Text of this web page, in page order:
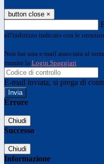
button close ×
all'indirizzo indicato con le
Non hai una e-mail associata al
tramite la Login Spaggiari
E-mail inviata, si prega di
Errore
Chiudi
Successo
Chiudi
Informazione